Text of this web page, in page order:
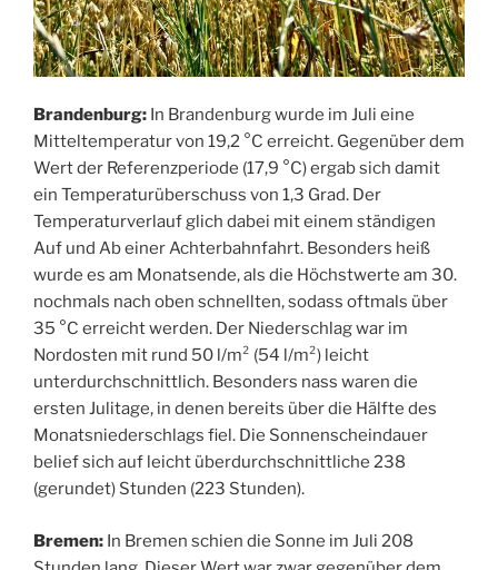
Brandenburg: In Brandenburg wurde im Juli eine
Mitteltemperatur von 19,2 °C erreicht. Gegenüber dem
Wert der Referenzperiode (17,9 °C) ergab sich damit
ein Temperaturüberschuss von 1,3 Grad. Der
Temperaturverlauf glich dabei mit einem ständigen
Auf und Ab einer Achterbahnfahrt. Besonders heiß
wurde es am Monatsende, als die Höchstwerte am 30.
nochmals nach oben schnellten, sodass oftmals über
35 °C erreicht werden. Der Niederschlag war im
Nordosten mit rund 50 l/m² (54 l/m²) leicht
unterdurchschnittlich. Besonders nass waren die
ersten Julitage, in denen bereits über die Hälfte des
Monatsniederschlags fiel. Die Sonnenscheindauer
belief sich auf leicht überdurchschnittliche 238
(gerundet) Stunden (223 Stunden).
Bremen: In Bremen schien die Sonne im Juli 208